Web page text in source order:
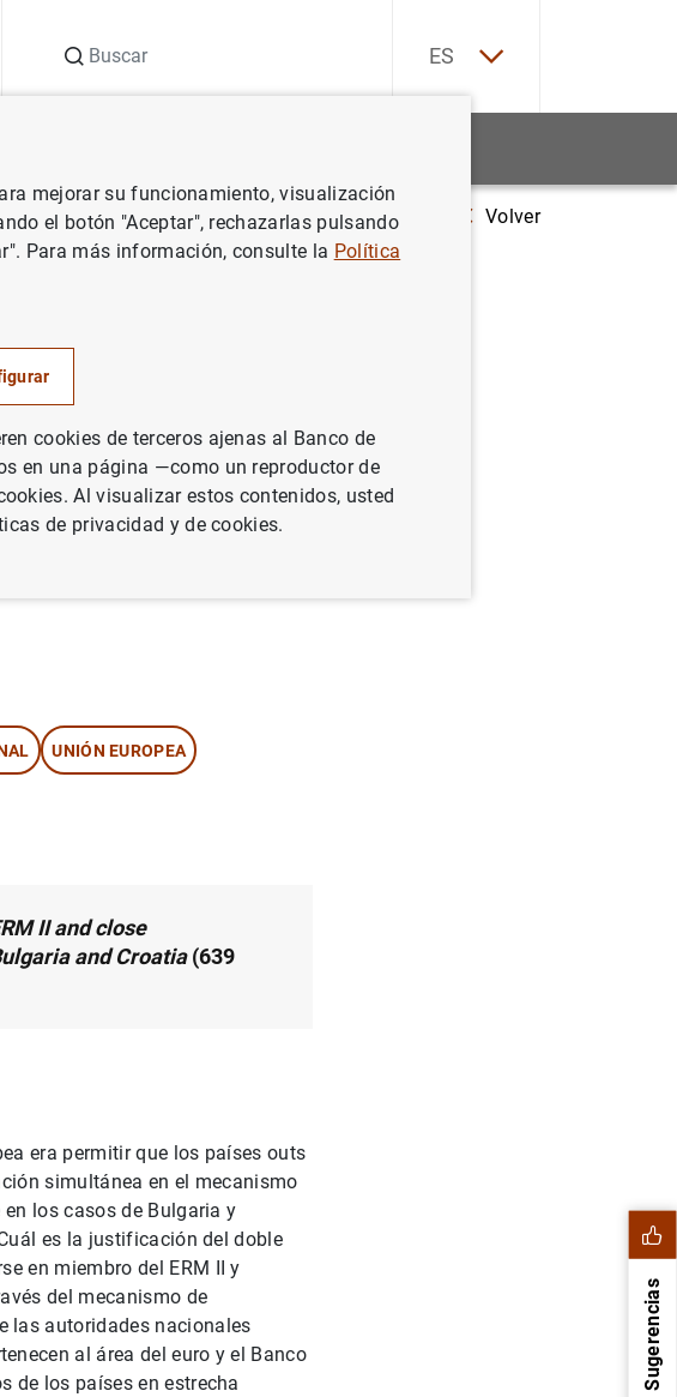
ES
compatible relationship between the ERM II and close cooperation in the Banking
Volver
Banking
UNIÓN EUROPEA
II and close
and Croatia(639
era permitir que los países outs
simultánea en el mecanismo
los casos de Bulgaria y
es la justificación del doble
en miembro del ERM II y
del mecanismo de
las autoridades nacionales
al área del euro y el Banco
de los países en estrecha
Sugerencias
mejorar su funcionamiento, visualización
el botón "Aceptar", rechazarlas pulsando
Para más información, consulte la Política
cookies de terceros ajenas al Banco de
en una página —como un reproductor de
Al visualizar estos contenidos, usted
de privacidad y de cookies.